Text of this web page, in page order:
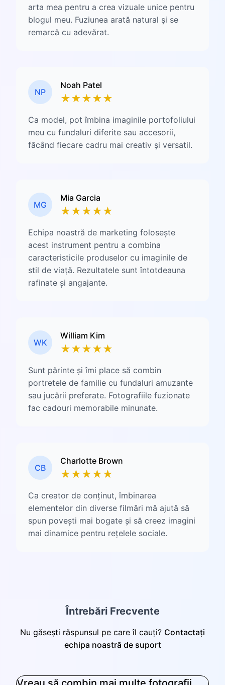
arta mea pentru a crea vizuale unice pentru
blogul meu. Fuziunea arată natural și se
remarcă cu adevărat.
NP
Noah Patel
★★★★★
Ca model, pot îmbina imaginile portofoliului
meu cu fundaluri diferite sau accesorii,
făcând fiecare cadru mai creativ și versatil.
MG
Mia Garcia
★★★★★
Echipa noastră de marketing folosește
acest instrument pentru a combina
caracteristicile produselor cu imaginile de
stil de viață. Rezultatele sunt întotdeauna
rafinate și angajante.
WK
William Kim
★★★★★
Sunt părinte și îmi place să combin
portretele de familie cu fundaluri amuzante
sau jucării preferate. Fotografiile fuzionate
fac cadouri memorabile minunate.
CB
Charlotte Brown
★★★★★
Ca creator de conținut, îmbinarea
elementelor din diverse filmări mă ajută să
spun povești mai bogate și să creez imagini
mai dinamice pentru rețelele sociale.
Întrebări Frecvente
Nu găsești răspunsul pe care îl cauți? Contactați
echipa noastră de suport